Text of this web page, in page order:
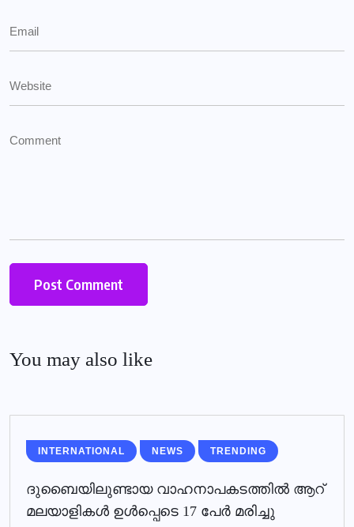
You may also like
INTERNATIONAL NEWS TRENDING
ദുബൈയിലുണ്ടായ വാഹനാപകടത്തില്‍ ആറ്
മലയാളികള്‍ ഉള്‍പ്പെടെ 17 പേര്‍ മരിച്ചു